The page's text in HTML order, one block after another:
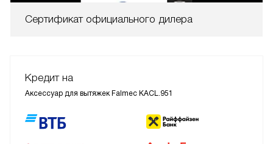
Сертификат официального дилера
Кредит на
Аксессуар для вытяжек Falmec KACL.951